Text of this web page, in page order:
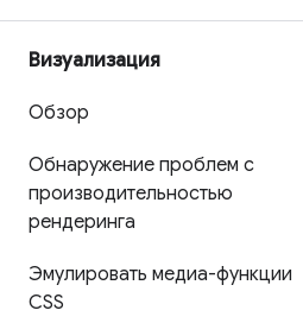
Визуализация
Обзор
Обнаружение проблем с
производительностью
рендеринга
Эмулировать медиа-функции
CSS